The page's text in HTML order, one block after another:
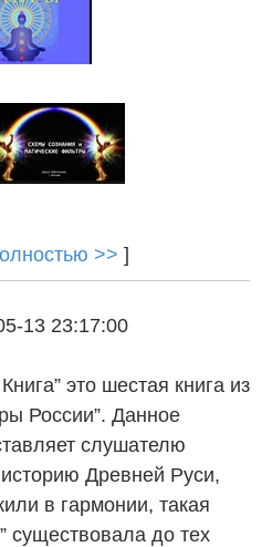
>> ]
13 23:17:00
это шестая книга из
России”. Данное
слушателю
Древней Руси,
в гармонии, такая
существовала до тех